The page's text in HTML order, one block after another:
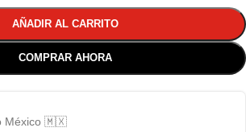
AÑADIR AL CARRITO
COMPRAR AHORA
México 🇲🇽